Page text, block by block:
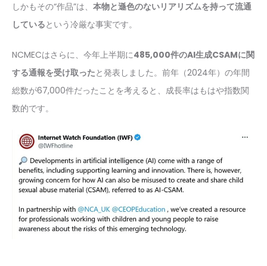
しかもその“作品”は、 本物と遜色のないリアリズムを持って流通
しているという冷厳な事実です。
NCMECはさらに、今年上半期に485,000件のAI生成CSAMに関
する通報を受け取ったと発表しました。前年（2024年）の年間
総数が67,000件だったことを考えると、成長率はもはや指数関
数的です。